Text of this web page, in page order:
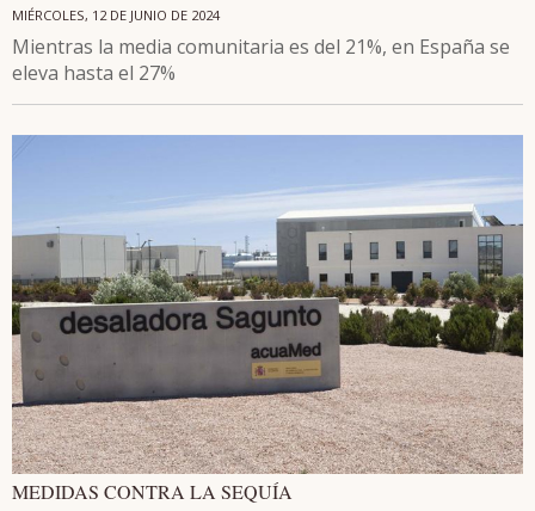
MIÉRCOLES, 12 DE JUNIO DE 2024
Mientras la media comunitaria es del 21%, en España se
eleva hasta el 27%
MEDIDAS CONTRA LA SEQUÍA